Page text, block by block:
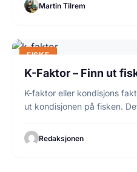
Martin Tilrem
FISKE
K-Faktor – Finn ut
K-faktor eller kondisjons
ut kondisjonen på fisken.
Redaksjonen